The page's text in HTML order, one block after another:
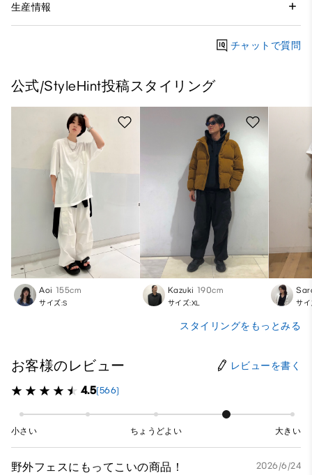
生産情報
チャットで質問
公式/StyleHint投稿スタイリング
Aoi 155cm
サイズ:S
Kazuki 190cm
サイズ:XL サイ
スタイリングをもっとみる
お客様のレビュー レビューを書く
4.5(566)
小さい ちょうどよい 大きい
野外フェスにもってこいの商品！ 2026/6/24